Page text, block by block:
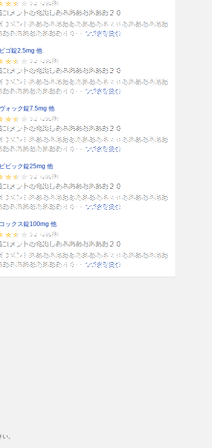
ゴ錠2.5mg 他
ォック錠7.5mg 他
ビック錠25mg 他
ックス錠100mg 他
。